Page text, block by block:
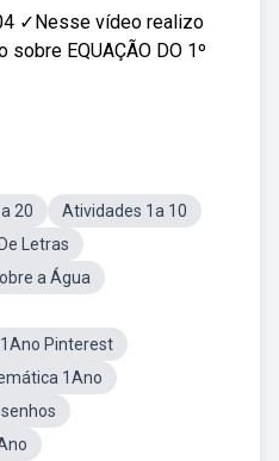
✓Nesse vídeo realizo
sobre EQUAÇÃO DO 1º
20
Atividades 1a 10
Letras
a Água
Pinterest
1Ano